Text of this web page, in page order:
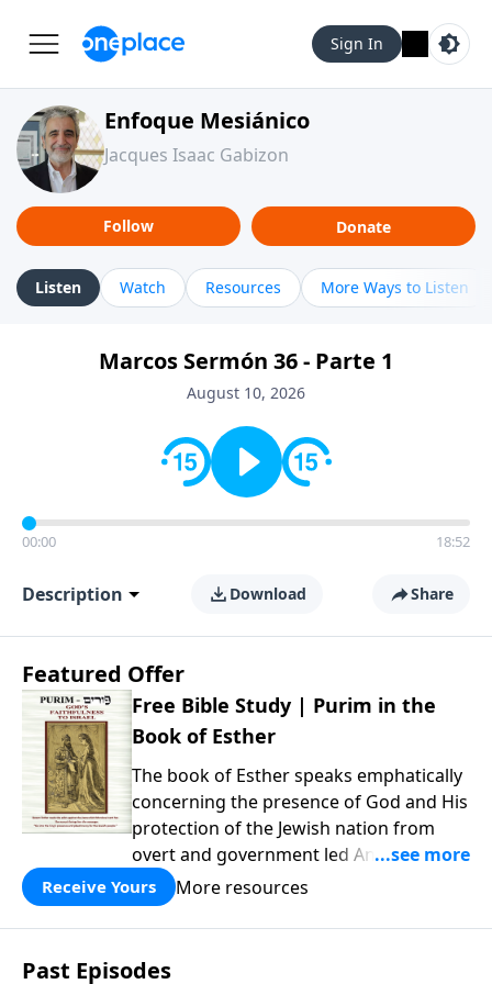
Sign In
Enfoque Mesiánico
Jacques Isaac Gabizon
Follow Donate
Listen Watch Resources More Ways to Listen
Marcos Sermón 36 - Parte 1
August 10, 2026
00:00 18:52
Description Download Share
Featured Offer
Free Bible Study | Purim in the
Book of Esther
The book of Esther speaks emphatically
concerning the presence of God and His
protection of the Jewish nation from
overt and government led Antisemitism.
We invite you to download this flip-book
presentation of the story of Purim, and
don’t forget to click the music icon to
get that messianic flavor while reading!
Receive Yours More resources
Past Episodes